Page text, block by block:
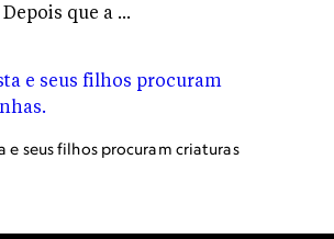
e seus filhos procuram criaturas